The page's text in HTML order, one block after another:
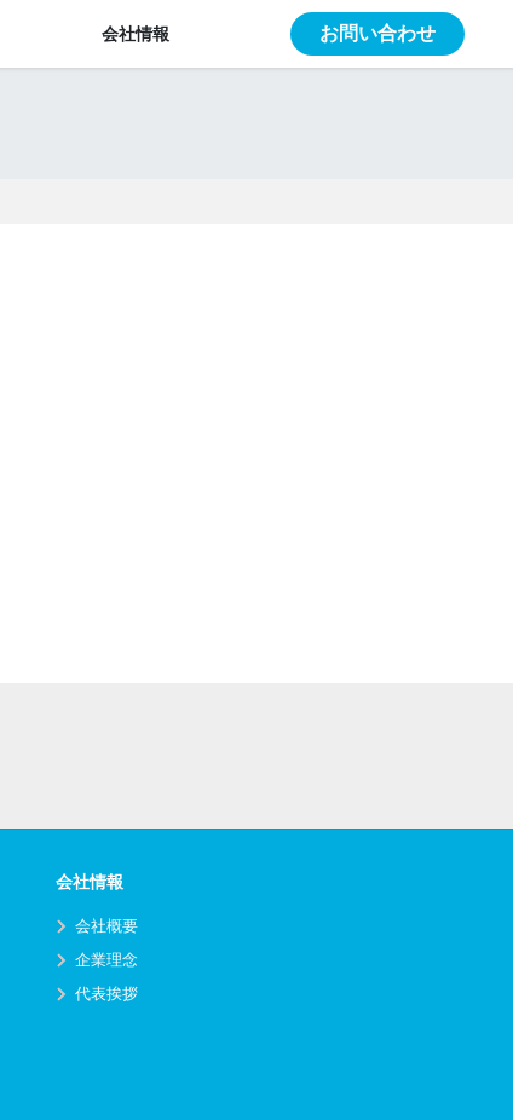
会社情報 お問い合わせ
会社情報
会社概要
企業理念
代表挨拶